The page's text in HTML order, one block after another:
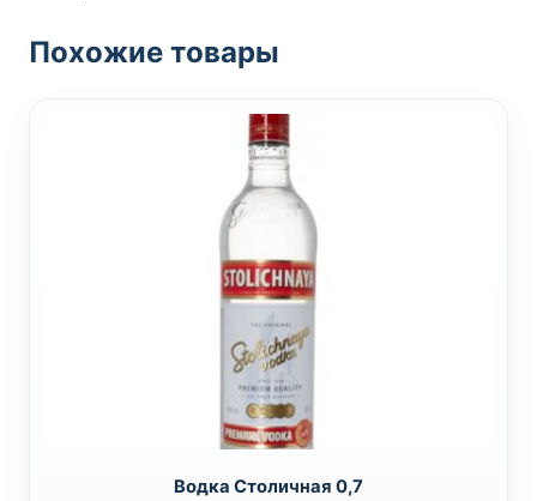
Похожие товары
Водка Столичная 0,7